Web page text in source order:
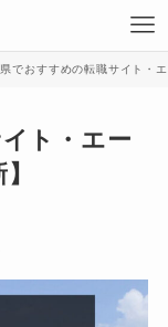
でおすすめの転職サイト・
ト・エー